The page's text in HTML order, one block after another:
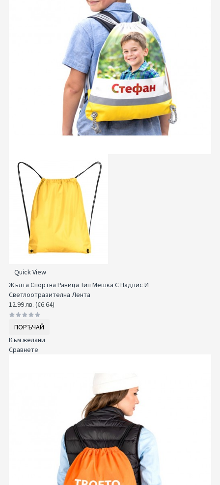
Quick View
Жълта Спортна Раница Тип Мешка С Надпис И
Светлоотразителна Лента
12.99 лв. (€6.64)
ПОРЪЧАЙ
Към желани
Сравнете